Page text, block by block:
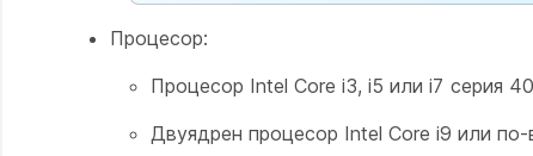
Процесор:
Процесор Intel Core i3, i5 или i7 серия
Двуядрен процесор Intel Core i9 или по-